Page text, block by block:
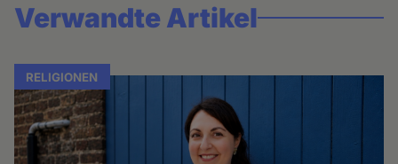
Verwandte Artikel
RELIGIONEN